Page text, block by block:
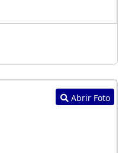
Abrir Foto